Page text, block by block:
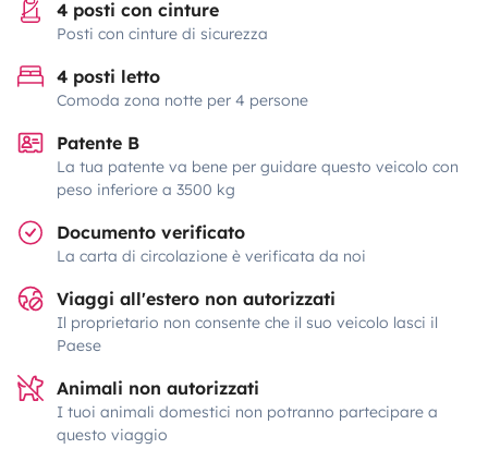
4 posti con cinture
Posti con cinture di sicurezza
4 posti letto
Comoda zona notte per 4 persone
Patente B
La tua patente va bene per guidare questo veicolo con
peso inferiore a 3500 kg
Documento verificato
La carta di circolazione è verificata da noi
Viaggi all'estero non autorizzati
Il proprietario non consente che il suo veicolo lasci il
Paese
Animali non autorizzati
I tuoi animali domestici non potranno partecipare a
questo viaggio